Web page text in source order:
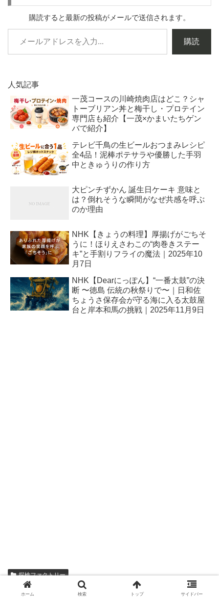
購読すると最新の投稿がメールで送信されます。
購読
人気記事
一茂コースの川崎焼肉店はどこ？シャ
トーブリアン丼と梅干し・プロテイン
専門店も紹介【一茂×かまいたちゲン
バで紹介】
テレビ千鳥の生ビールおつまみレシピ
全4品！泥棒ポテサラや優勝した手羽
中ときゅうりの作り方
大ピンチずかん 誕生日ケーキ 意味と
は？倒れそうな瞬間がなぜ共感を呼ぶ
のか理由
NHK【きょうの料理】厚揚げがごちそ
うに！ほりえさわこの“肉巻きステー
キ”と手割りフライの魔法｜2025年10
月7日
NHK【Dearにっぽん】“一番太鼓”の決
断 〜徳島 伝統の秋祭りで〜｜日和佐
ちょうさ保存会が守る海に入る太鼓屋
台と岸本和馬の挑戦｜2025年11月9日
探検ファクトリー
ホーム 検索 トップ サイドバー